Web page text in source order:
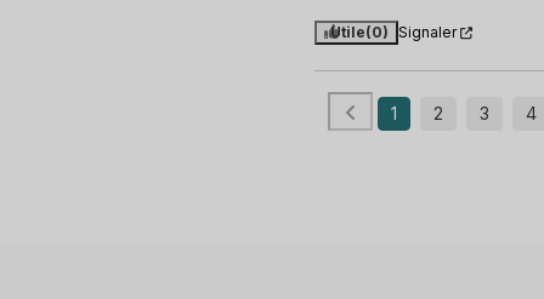
Utile(0) Signaler
1 2 3 4